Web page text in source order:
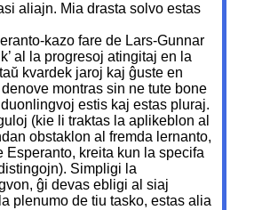
aliajn. Mia drasta solvo estas
kazo fare de Lars-Gunnar
al la progresoj atingitaj en la
kvardek jaroj kaj ĝuste en
montras sin ne tute bone
estis kaj estas pluraj.
(kie li traktas la aplikeblon al
obstaklon al fremda lernanto,
kreita kun la specifa
Simpligi la
ĝi devas ebligi al siaj
plenumo de tiu tasko, estas alia